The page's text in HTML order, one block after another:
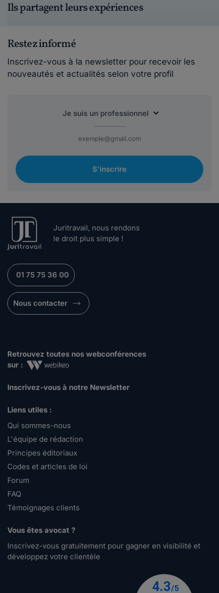
Ils partagent leurs expériences
Restez informé
Inscrivez-vous à la newsletter pour recevoir les
nouveautés et actualités selon votre profil
S'inscrire
Juritravail, nous rendons
le droit plus simple !
01 75 75 36 00
Nous contacter
Retrouvez toutes nos webconférences
sur :
Inscrivez-vous à notre Newsletter
Liens utiles :
Qui sommes-nous
L'équipe de rédaction
Principes éditoriaux
Codes et articles de loi
Forum
FAQ
Témoignages clients
Vous êtes avocat ?
Inscrivez-vous gratuitement pour gagner en visibilité et
développez votre clientèle